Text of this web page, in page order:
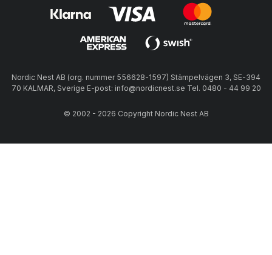
Nordic Nest AB (org. nummer 556628-1597) Stämpelvägen 3, SE-394
70 KALMAR, Sverige E-post: info@nordicnest.se Tel. 0480 - 44 99 20
© 2002 - 2026 Copyright Nordic Nest AB